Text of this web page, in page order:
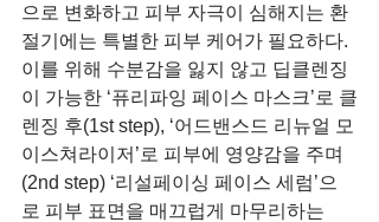
으로 변화하고 피부 자극이 심해지는 환
절기에는 특별한 피부 케어가 필요하다.
이를 위해 수분감을 잃지 않고 딥클렌징
이 가능한 ‘퓨리파잉 페이스 마스크’로 클
렌징 후(1st step), ‘어드밴스드 리뉴얼 모
이스쳐라이저’로 피부에 영양감을 주며
(2nd step) ‘리설페이싱 페이스 세럼’으
로 피부 표면을 매끄럽게 마무리하는